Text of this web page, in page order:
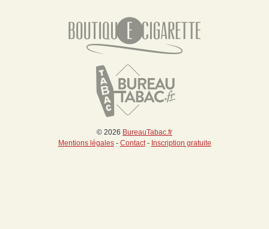
© 2026 BureauTabac.fr
Mentions légales- Contact- Inscription gratuite